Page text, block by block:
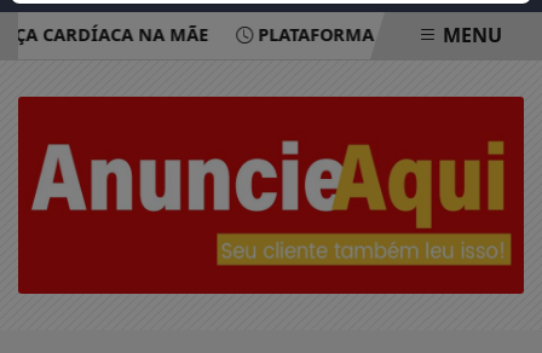
CARDÍACA NA MÃE PLATAFORMA OFERECE ESCUTA
MENU